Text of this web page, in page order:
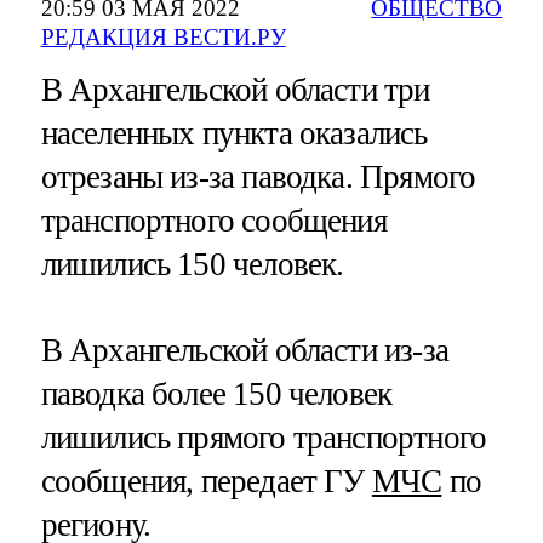
20:59 03 МАЯ 2022
РЕДАКЦИЯ ВЕСТИ.РУ
ОБЩЕСТВО
В Архангельской области три
населенных пункта оказались
отрезаны из-за паводка. Прямого
транспортного сообщения
лишились 150 человек.
В Архангельской области из-за
паводка более 150 человек
лишились прямого транспортного
сообщения, передает ГУ МЧС по
региону.